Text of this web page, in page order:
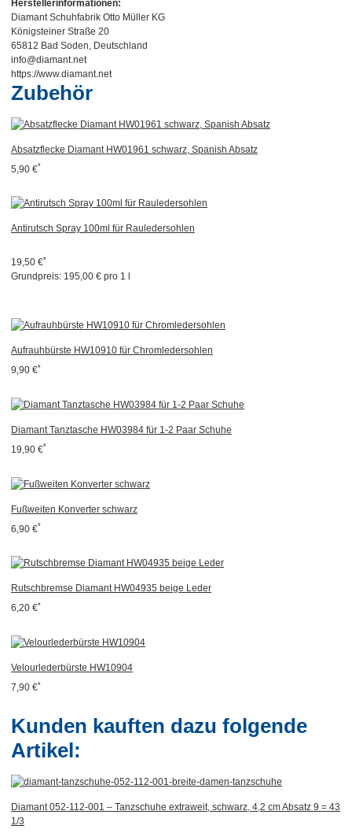
Herstellerinformationen:
Diamant Schuhfabrik Otto Müller KG
Königsteiner Straße 20
65812 Bad Soden, Deutschland
info@diamant.net
https://www.diamant.net
Zubehör
Absatzflecke Diamant HW01961 schwarz, Spanish Absatz
5,90 €*
Antirutsch Spray 100ml für Rauledersohlen
19,50 €*
Grundpreis: 195,00 € pro 1 l
Aufrauhbürste HW10910 für Chromledersohlen
9,90 €*
Diamant Tanztasche HW03984 für 1-2 Paar Schuhe
19,90 €*
Fußweiten Konverter schwarz
6,90 €*
Rutschbremse Diamant HW04935 beige Leder
6,20 €*
Velourlederbürste HW10904
7,90 €*
Kunden kauften dazu folgende
Artikel:
Diamant 052-112-001 – Tanzschuhe extraweit, schwarz, 4,2 cm Absatz 9 = 43
1/3